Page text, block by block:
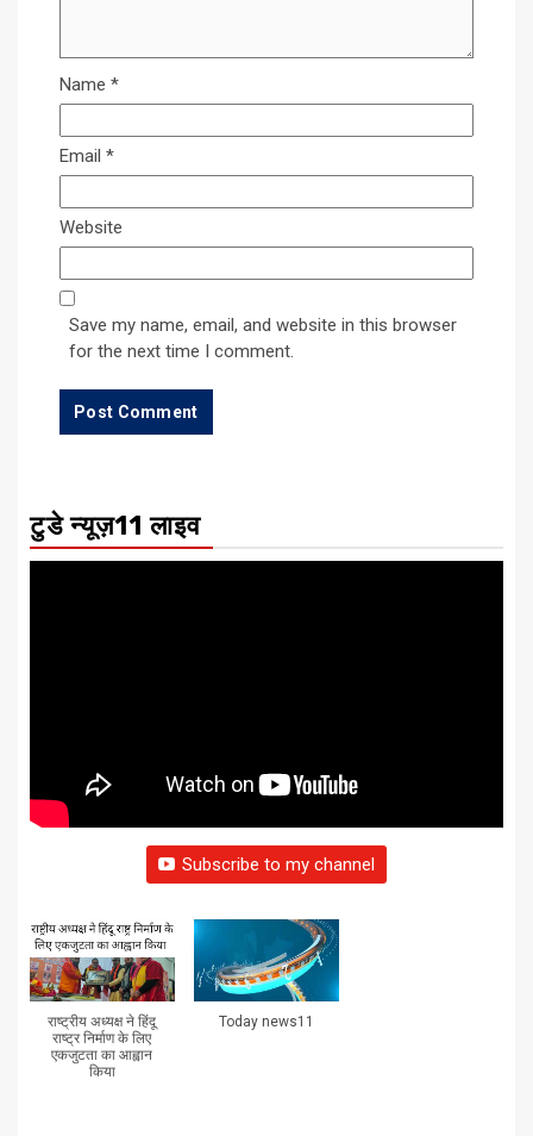
Name *
Email *
Website
Save my name, email, and website in this browser
for the next time I comment.
टुडे न्यूज़11 लाइव
Subscribe to my channel
राष्ट्रीय अध्यक्ष ने हिंदू
राष्ट्र निर्माण के लिए
एकजुटता का आह्वान
किया
Today news11